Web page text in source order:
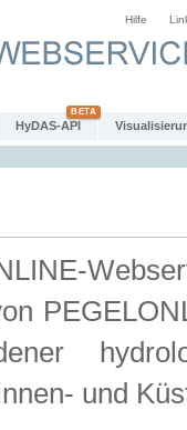
Hilfe
HyDAS-API
und